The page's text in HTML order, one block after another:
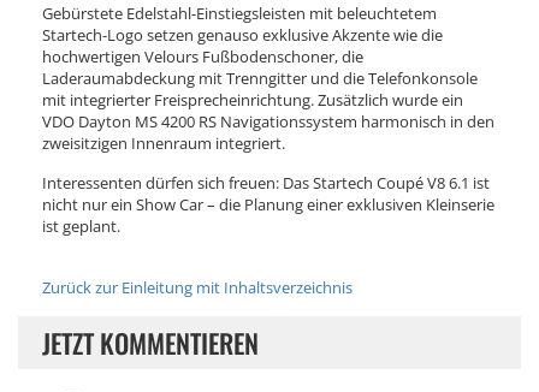
Gebürstete Edelstahl-Einstiegsleisten mit beleuchtetem
Startech-Logo setzen genauso exklusive Akzente wie die
hochwertigen Velours Fußbodenschoner, die
Laderaumabdeckung mit Trenngitter und die Telefonkonsole
mit integrierter Freisprecheinrichtung. Zusätzlich wurde ein
VDO Dayton MS 4200 RS Navigationssystem harmonisch in den
zweisitzigen Innenraum integriert.
Interessenten dürfen sich freuen: Das Startech Coupé V8 6.1 ist
nicht nur ein Show Car – die Planung einer exklusiven Kleinserie
ist geplant.
Zurück zur Einleitung mit Inhaltsverzeichnis
JETZT KOMMENTIEREN